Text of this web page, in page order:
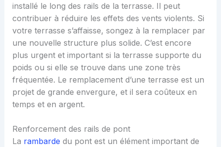
installé le long des rails de la terrasse. Il peut
contribuer à réduire les effets des vents violents. Si
votre terrasse s’affaisse, songez à la remplacer par
une nouvelle structure plus solide. C’est encore
plus urgent et important si la terrasse supporte du
poids ou si elle se trouve dans une zone très
fréquentée. Le remplacement d’une terrasse est un
projet de grande envergure, et il sera coûteux en
temps et en argent.
Renforcement des rails de pont
La rambarde du pont est un élément important de